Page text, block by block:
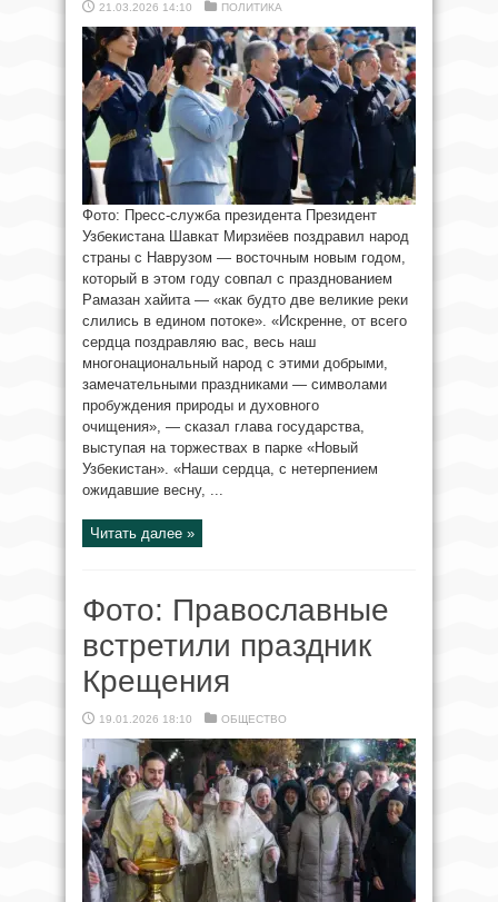
21.03.2026 14:10 ПОЛИТИКА
Фото: Пресс-служба президента Президент
Узбекистана Шавкат Мирзиёев поздравил народ
страны с Наврузом — восточным новым годом,
который в этом году совпал с празднованием
Рамазан хайита — «как будто две великие реки
слились в едином потоке». «Искренне, от всего
сердца поздравляю вас, весь наш
многонациональный народ с этими добрыми,
замечательными праздниками — символами
пробуждения природы и духовного
очищения», — сказал глава государства,
выступая на торжествах в парке «Новый
Узбекистан». «Наши сердца, с нетерпением
ожидавшие весну, ...
Читать далее »
Фото: Православные
встретили праздник
Крещения
19.01.2026 18:10 ОБЩЕСТВО